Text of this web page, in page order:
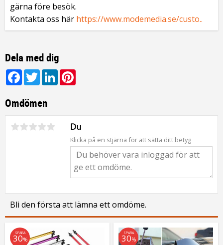
gärna före besök.
Kontakta oss här https://www.modemedia.se/custo..
Dela med dig
Facebook
TwitterLinkedIn
Omdömen
Du
Klicka på en stjärna för att sätta ditt betyg
Bli den första att lämna ett omdöme.
SPARA
30%
SPARA
30%